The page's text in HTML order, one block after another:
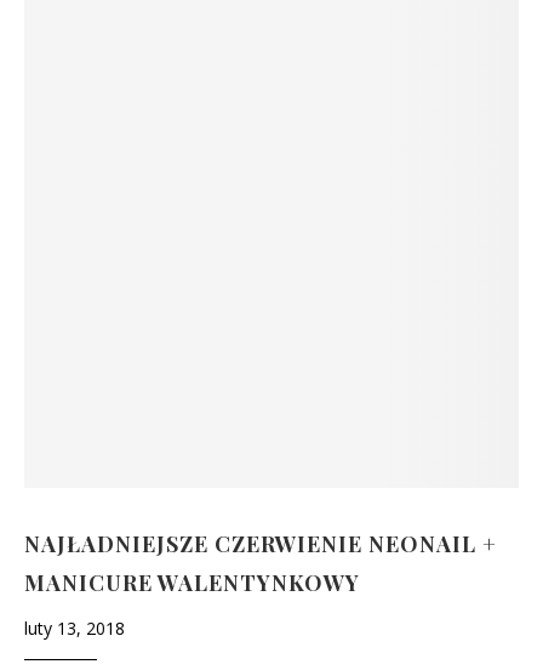
NAJŁADNIEJSZE CZERWIENIE NEONAIL +
MANICURE WALENTYNKOWY
luty 13, 2018